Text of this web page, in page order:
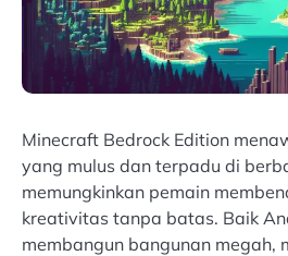
Minecraft Bedrock Edition
yang mulus dan terpadu di
memungkinkan pemain
kreativitas tanpa batas. Baik
membangun bangunan megah,